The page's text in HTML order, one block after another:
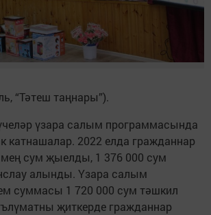
“Тәтеш таңнары”).
үзара салым программасында
катнашалар. 2022 елда гражданнар
сум җыелды, 1 376 000 сум
алынды. Үзара салым
суммасы 1 720 000 сум тәшкил
җиткерде гражданнар